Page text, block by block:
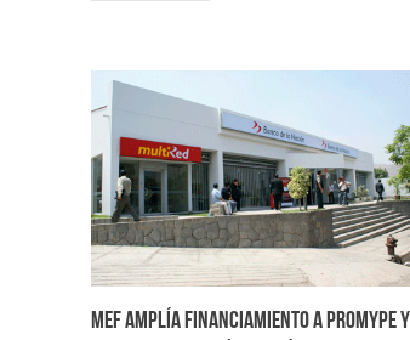
MEF amplía financiamiento a Promype y